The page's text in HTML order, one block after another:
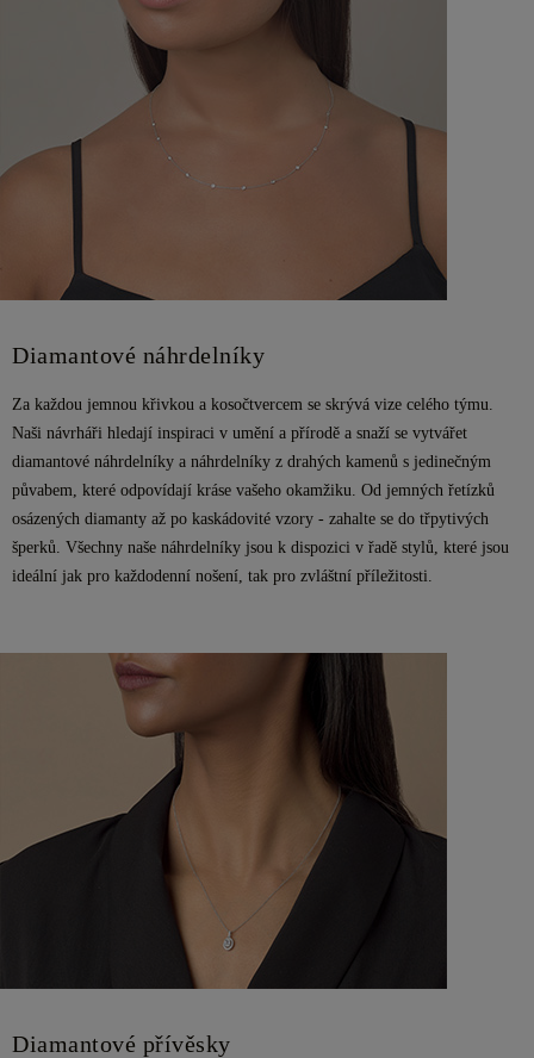
Diamantové náhrdelníky
Za každou jemnou křivkou a kosočtvercem se skrývá vize celého týmu.
Naši návrháři hledají inspiraci v umění a přírodě a snaží se vytvářet
diamantové náhrdelníky a náhrdelníky z drahých kamenů s jedinečným
půvabem, které odpovídají kráse vašeho okamžiku. Od jemných řetízků
osázených diamanty až po kaskádovité vzory - zahalte se do třpytivých
šperků. Všechny naše náhrdelníky jsou k dispozici v řadě stylů, které jsou
ideální jak pro každodenní nošení, tak pro zvláštní příležitosti.
Diamantové přívěsky